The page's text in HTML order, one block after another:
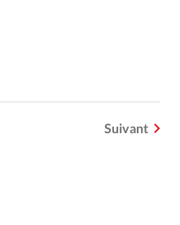
Suivant